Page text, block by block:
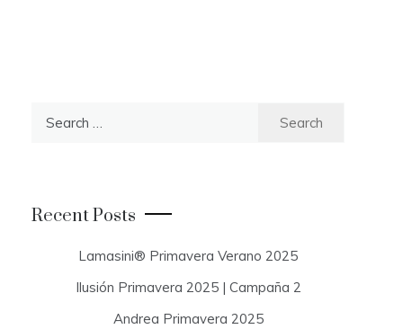
r
:
Recent Posts
Lamasini® Primavera Verano 2025
Ilusión Primavera 2025 | Campaña 2
Andrea Primavera 2025